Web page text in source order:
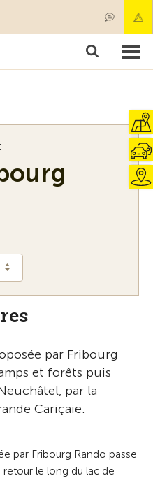
par Fribourg
et forêts puis
par la
Cariçaie.
par Fribourg Rando passe
retour le long du lac de